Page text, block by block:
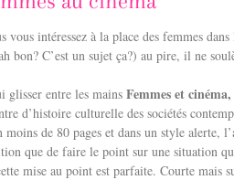
vous intéressez à la place des femmes
bon? C’est un sujet ça?) au pire, il ne
glisser entre les mains Femmes et
d’histoire culturelle des sociétés
moins de 80 pages et dans un style alerte,
que de faire le point sur une situation
mise au point est parfaite. Courte mais